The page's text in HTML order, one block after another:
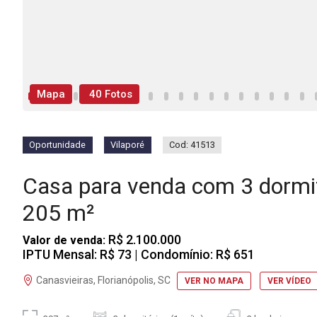
Mapa 40 Fotos
Oportunidade Vilaporé Cod: 41513
Casa para venda com 3
205 m²
Valor de venda: R$ 2.100.000
IPTU Mensal: R$ 73 | Condomínio: R$ 651
Canasvieiras, Florianópolis, SC VER NO MAPA VER VÍDEO